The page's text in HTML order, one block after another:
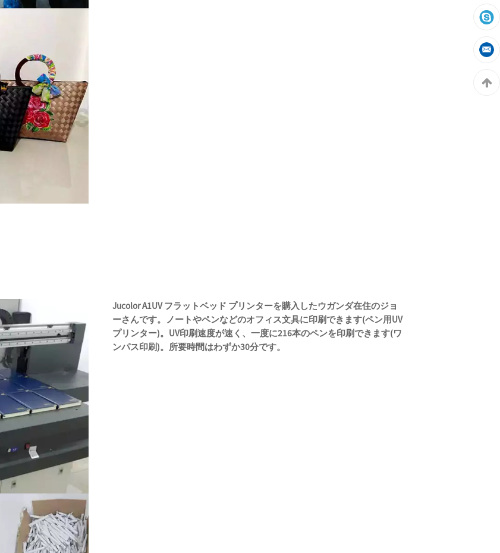
Jucolor A1UV フラットベッド プリンターを購入したウガンダ在住のジョ
ーさんです。ノートやペンなどのオフィス文具に印刷できます(ペン用UV
プリンター)。UV印刷速度が速く、一度に216本のペンを印刷できます(ワ
ンパス印刷)。所要時間はわずか30分です。